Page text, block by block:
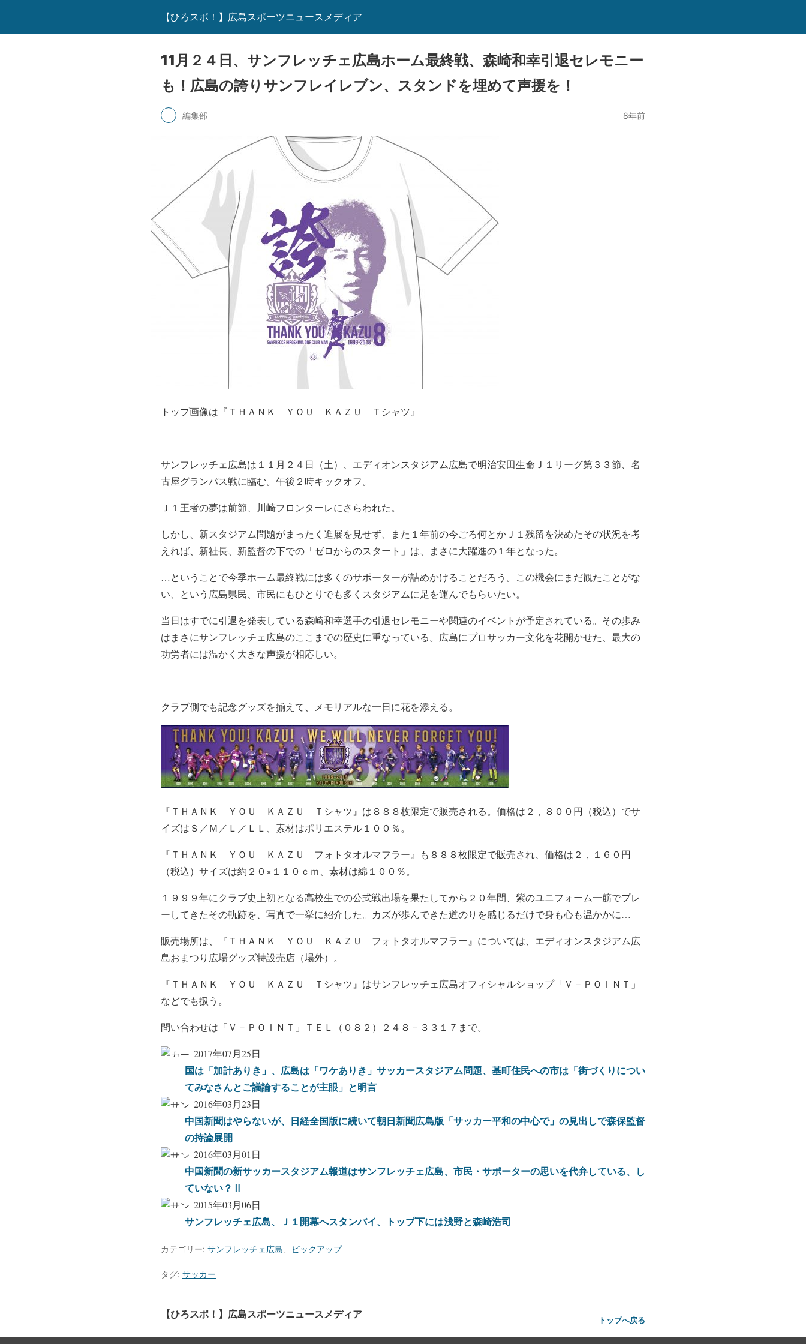
【ひろスポ！】広島スポーツニュースメディア
11月２４日、サンフレッチェ広島ホーム最終戦、森崎和幸引退セレモニー
も！広島の誇りサンフレイレブン、スタンドを埋めて声援を！
編集部 8年前
トップ画像は『ＴＨＡＮＫ ＹＯＵ ＫＡＺＵ Ｔシャツ』
サンフレッチェ広島は１１月２４日（土）、エディオンスタジアム広島で明治安田生命Ｊ１リーグ第３３節、名
古屋グランパス戦に臨む。午後２時キックオフ。
Ｊ１王者の夢は前節、川崎フロンターレにさらわれた。
しかし、新スタジアム問題がまったく進展を見せず、また１年前の今ごろ何とかＪ１残留を決めたその状況を考
えれば、新社長、新監督の下での「ゼロからのスタート」は、まさに大躍進の１年となった。
…ということで今季ホーム最終戦には多くのサポーターが詰めかけることだろう。この機会にまだ観たことがな
い、という広島県民、市民にもひとりでも多くスタジアムに足を運んでもらいたい。
当日はすでに引退を発表している森崎和幸選手の引退セレモニーや関連のイベントが予定されている。その歩み
はまさにサンフレッチェ広島のここまでの歴史に重なっている。広島にプロサッカー文化を花開かせた、最大の
功労者には温かく大きな声援が相応しい。
クラブ側でも記念グッズを揃えて、メモリアルな一日に花を添える。
『ＴＨＡＮＫ ＹＯＵ ＫＡＺＵ Ｔシャツ』は８８８枚限定で販売される。価格は２，８００円（税込）でサ
イズはＳ／Ｍ／Ｌ／ＬＬ、素材はポリエステル１００％。
『ＴＨＡＮＫ ＹＯＵ ＫＡＺＵ フォトタオルマフラー』も８８８枚限定で販売され、価格は２，１６０円
（税込）サイズは約２０×１１０ｃｍ、素材は綿１００％。
１９９９年にクラブ史上初となる高校生での公式戦出場を果たしてから２０年間、紫のユニフォーム一筋でプレ
ーしてきたその軌跡を、写真で一挙に紹介した。カズが歩んできた道のりを感じるだけで身も心も温かかに…
販売場所は、『ＴＨＡＮＫ ＹＯＵ ＫＡＺＵ フォトタオルマフラー』については、エディオンスタジアム広
島おまつり広場グッズ特設売店（場外）。
『ＴＨＡＮＫ ＹＯＵ ＫＡＺＵ Ｔシャツ』はサンフレッチェ広島オフィシャルショップ「Ｖ－ＰＯＩＮＴ」
などでも扱う。
問い合わせは「Ｖ－ＰＯＩＮＴ」ＴＥＬ（０８２）２４８－３３１７まで。
2017年07月25日
国は「加計ありき」、広島は「ワケありき」サッカースタジアム問題、基町住民への市は「街づくりについ
てみなさんとご議論することが主眼」と明言
2016年03月23日
中国新聞はやらないが、日経全国版に続いて朝日新聞広島版「サッカー平和の中心で」の見出しで森保監督
の持論展開
2016年03月01日
中国新聞の新サッカースタジアム報道はサンフレッチェ広島、市民・サポーターの思いを代弁している、し
ていない？Ⅱ
2015年03月06日
サンフレッチェ広島、Ｊ１開幕へスタンバイ、トップ下には浅野と森崎浩司
カテゴリー: サンフレッチェ広島 ピックアップ
タグ: サッカー
【ひろスポ！】広島スポーツニュースメディア トップへ戻る